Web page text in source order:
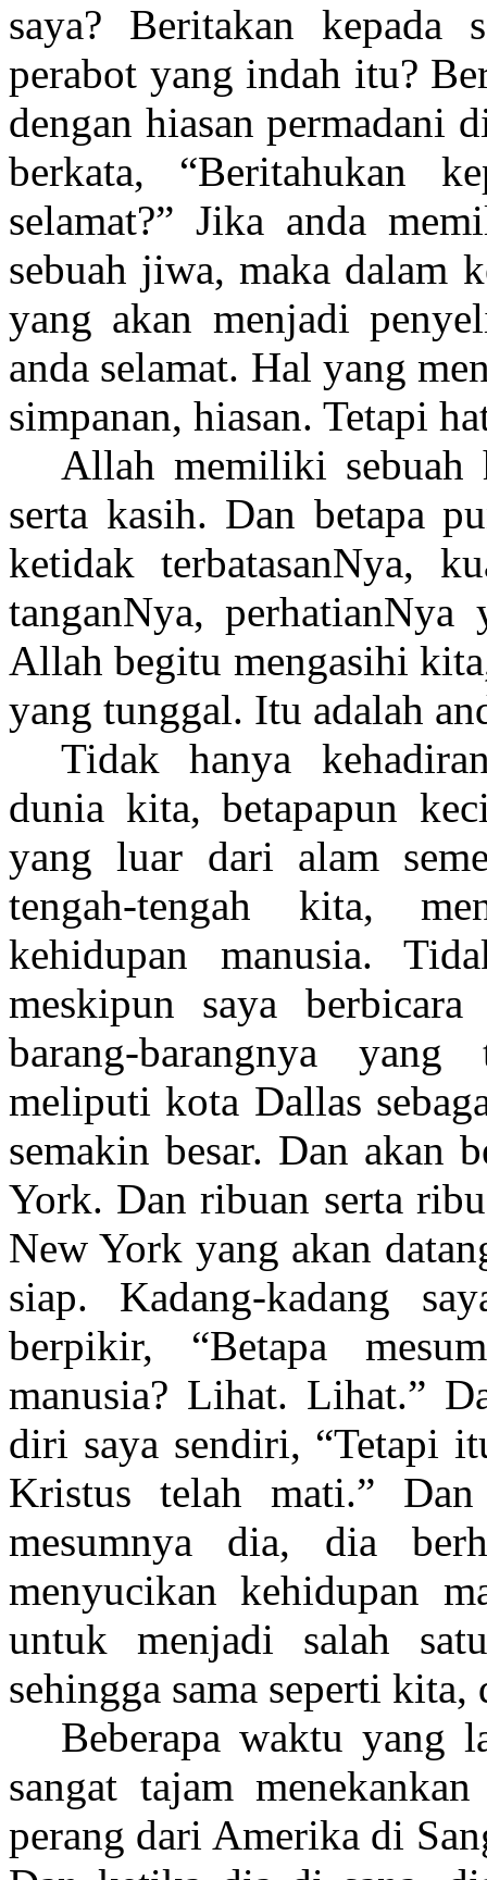
saya? Beritakan kepada
perabot yang indah itu?
dengan hiasan permadani
berkata, “Beritahukan
selamat?” Jika anda
sebuah jiwa, maka dalam
yang akan menjadi
anda selamat. Hal yang
simpanan, hiasan. Tetapi
Allah memiliki
serta kasih. Dan betapa
ketidak terbatasanNya,
tanganNya,
Allah begitu mengasihi
yang tunggal. Itu adalah
Tidak hanya
dunia kita, betapapun
yang luar dari alam
tengah-tengah kita,
kehidupan manusia.
meskipun saya
barang-barangnya
meliputi kota Dallas
semakin besar. Dan akan
York. Dan ribuan serta
New York yang akan
siap. Kadang-kadang
berpikir, “Betapa
manusia? Lihat. Lihat.”
diri saya sendiri, “Tetapi
Kristus telah mati.”
mesumnya dia, dia
menyucikan kehidupan
untuk menjadi salah
sehingga sama seperti
Beberapa waktu yang
sangat tajam
perang dari Amerika di